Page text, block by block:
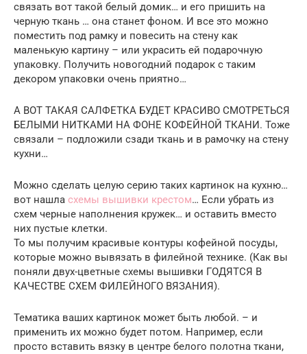
связать вот такой белый домик… и его пришить на
черную ткань … она станет фоном. И все это можно
поместить под рамку и повесить на стену как
маленькую картину – или украсить ей подарочную
упаковку. Получить новогодний подарок с таким
декором упаковки очень приятно…
А ВОТ ТАКАЯ САЛФЕТКА БУДЕТ КРАСИВО СМОТРЕТЬСЯ
БЕЛЫМИ НИТКАМИ НА ФОНЕ КОФЕЙНОЙ ТКАНИ. Тоже
связали – подложили сзади ткань и в рамочку на стену
кухни…
Можно сделать целую серию таких картинок на кухню…
вот нашла схемы вышивки крестом… Если убрать из
схем черные наполнения кружек… и оставить вместо
них пустые клетки.
То мы получим красивые контуры кофейной посуды,
которые можно вывязать в филейной технике. (Как вы
поняли двух-цветные схемы вышивки ГОДЯТСЯ В
КАЧЕСТВЕ СХЕМ ФИЛЕЙНОГО ВЯЗАНИЯ).
Тематика ваших картинок может быть любой. – и
применить их можно будет потом. Например, если
просто вставить вязку в центре белого полотна ткани,